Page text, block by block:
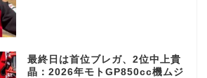
最終日は首位ブレガ、2位中上貴
晶：2026年モトGP850cc機ムジ